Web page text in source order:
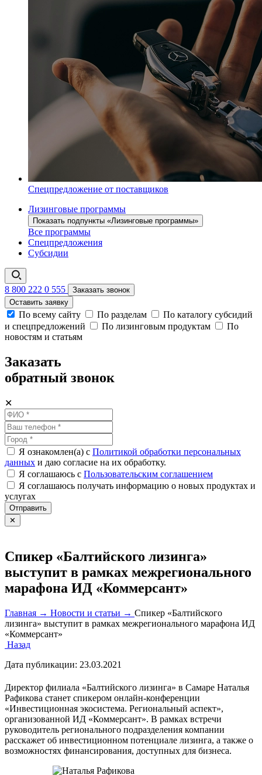
Спецпредложение от поставщиков
Лизинговые программы
Показать подпункты «Лизинговые программы»
Все программы
Спецпредложения
Субсидии
8 800 222 0 555
Заказать звонок
Оставить заявку
По всему сайту По разделам
По каталогу субсидий
и спецпредложений
По лизинговым продуктам
По
новостям и статьям
Заказать
обратный звонок
✕
Я ознакомлен(а) с Политикой обработки персональных
данных и даю согласие на их обработку.
Я соглашаюсь c Пользовательским соглашением
Я соглашаюсь получать информацию о новых продуктах и
услугах
Отправить
✕
Спикер «Балтийского лизинга»
выступит в рамках межрегионального
марафона ИД «Коммерсант»
Главная → Новости и статьи → Спикер «Балтийского
лизинга» выступит в рамках межрегионального марафона ИД
«Коммерсант»
Назад
Дата публикации: 23.03.2021
Директор филиала «Балтийского лизинга» в Самаре Наталья
Рафикова станет спикером онлайн-конференции
«Инвестиционная экосистема. Региональный аспект»,
организованной ИД «Коммерсант». В рамках встречи
руководитель регионального подразделения компании
расскажет об инвестиционном потенциале лизинга, а также о
возможностях финансирования, доступных для бизнеса.